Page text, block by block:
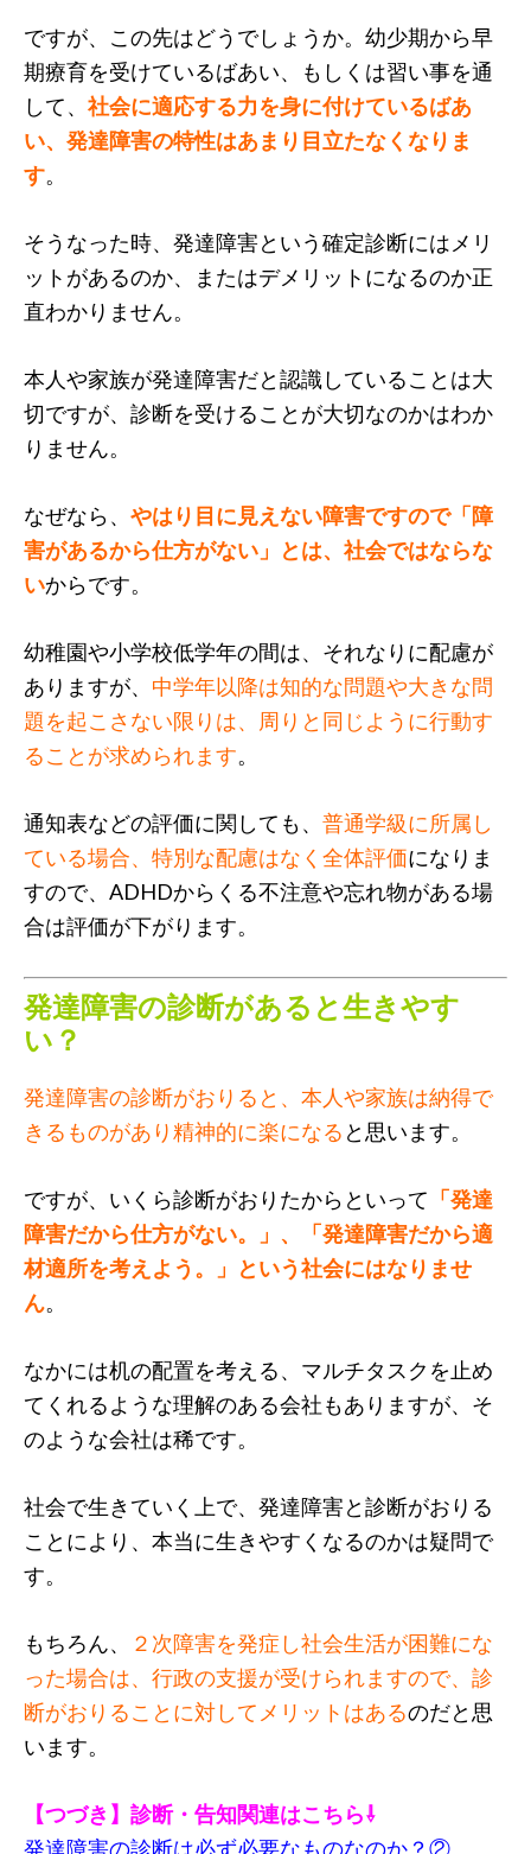
ですが、この先はどうでしょうか。幼少期から早
期療育を受けているばあい、もしくは習い事を通
して、 社会に適応する力を身に付けているばあ
い、発達障害の特性はあまり目立たなくなりま
す。
そうなった時、発達障害という確定診断にはメリ
ットがあるのか、またはデメリットになるのか正
直わかりません。
本人や家族が発達障害だと認識していることは大
切ですが、診断を受けることが大切なのかはわか
りません。
なぜなら、 やはり目に見えない障害ですので「障
害があるから仕方がない」とは、社会ではならな
いからです。
幼稚園や小学校低学年の間は、それなりに配慮が
ありますが、 中学年以降は知的な問題や大きな問
題を起こさない限りは、周りと同じように行動す
ることが求められます。
通知表などの評価に関しても、 普通学級に所属し
ている場合、特別な配慮はなく全体評価になりま
すので、ADHDからくる不注意や忘れ物がある場
合は評価が下がります。
発達障害の診断があると生きやす
い？
発達障害の診断がおりると、本人や家族は納得で
きるものがあり精神的に楽になる と思います。
ですが、いくら診断がおりたからといって 「発達
障害だから仕方がない。」、「発達障害だから適
材適所を考えよう。」という社会にはなりませ
ん。
なかには机の配置を考える、マルチタスクを止め
てくれるような理解のある会社もありますが、そ
のような会社は稀です。
社会で生きていく上で、発達障害と診断がおりる
ことにより、本当に生きやすくなるのかは疑問で
す。
もちろん、
２次障害を発症し社会生活が困難にな
った場合は、行政の支援が受けられますので、診
断がおりることに対してメリットはあるのだと思
います。
【つづき】診断・告知関連はこちら⇩
発達障害の診断は必ず必要なものなのか？②